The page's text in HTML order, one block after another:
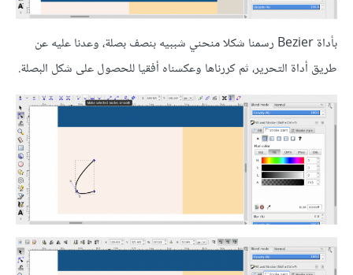
بأداة Bezier رسمنا شكلا منحني شببيه بنصف بصلة، وعدنا عليه عن
طريق أداة التحرير، ثم كررناها وعكسناه أفقيا للحصول على شكل البصلة.